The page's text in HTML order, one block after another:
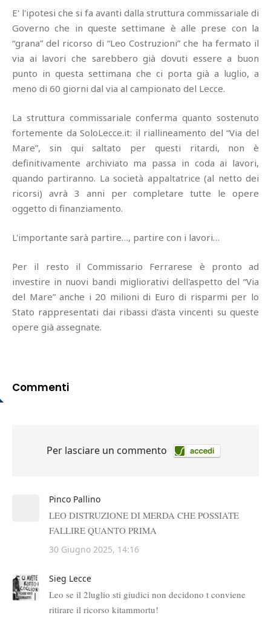
E' l'ipotesi che si fa avanti dalla struttura commissariale di
Governo che in queste settimane è alle prese con la
“grana” del ricorso di “Leo Costruzioni” che ha fermato il
via ai lavori che sarebbero già dovuti essere a buon
punto in questa settimana che ci porta già a luglio, a
meno di 60 giorni dal via al campionato del Lecce.
La struttura commissariale conferma quanto sostenuto
fortemente da SoloLecce.it: il riallineamento del “Via del
Mare”, sin qui saltato per questi ritardi, non è
definitivamente archiviato ma passa in coda ai lavori,
quando partiranno. La società appaltatrice (al netto dei
ricorsi) avrà 3 anni per completare tutte le opere
oggetto di finanziamento.
L'importante sarà partire…, partire con i lavori…
Per il resto il Commissario Ferrarese è pronto ad
investire in nuovi bandi migliorativi dell'aspetto del “Via
del Mare” anche i 20 milioni di Euro di risparmi per lo
Stato rappresentati dai ribassi d'asta vincenti su queste
opere già assegnate.
Commenti